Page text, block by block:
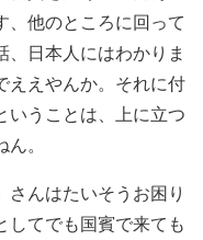
、他のところに回って
日本人にはわかりま
ええやんか。それに付
いうことは、上に立つ
。
んはたいそうお困り
してでも国賓で来ても